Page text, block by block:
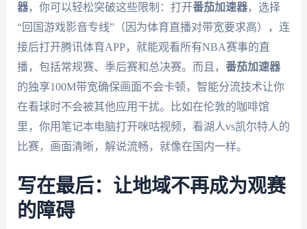
器，你可以轻松突破这些限制：打开番茄加速器，选择
“回国游戏影音专线”（因为体育直播对带宽要求高），连
接后打开腾讯体育APP，就能观看所有NBA赛事的直
播，包括常规赛、季后赛和总决赛。而且， 番茄加速器
的独享100M带宽确保画面不会卡顿，智能分流技术让你
在看球时不会被其他应用干扰。比如在伦敦的咖啡馆
里，你用笔记本电脑打开咪咕视频，看湖人vs凯尔特人的
比赛，画面清晰，解说流畅，就像在国内一样。
写在最后：让地域不再成为观赛
的障碍